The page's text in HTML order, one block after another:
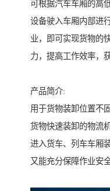
可根据汽车车厢的高
设备驶入车厢内部进
业，即可实现货物的
力，提高工作效率，
产品简介:
用于货物装卸位置不
货物快速装卸的物流
进入货车、列车车厢
又能充分保障作业安全